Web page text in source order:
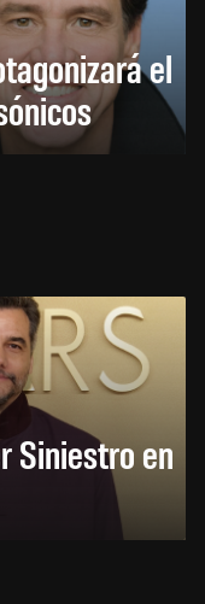
el
Siniestro en